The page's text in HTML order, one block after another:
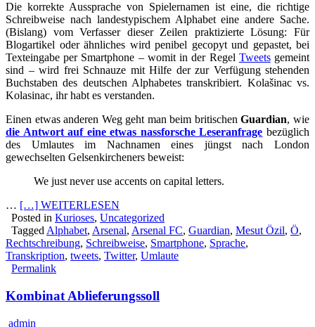
Die korrekte Aussprache von Spielernamen ist eine, die richtige
Schreibweise nach landestypischem Alphabet eine andere Sache.
(Bislang) vom Verfasser dieser Zeilen praktizierte Lösung: Für
Blogartikel oder ähnliches wird penibel gecopyt und gepastet, bei
Texteingabe per Smartphone – womit in der Regel Tweetsgemeint
sind – wird frei Schnauze mit Hilfe der zur Verfügung stehenden
Buchstaben des deutschen Alphabetes transkribiert. Kolašinac vs.
Kolasinac, ihr habt es verstanden.
Einen etwas anderen Weg geht man beim britischenGuardian, wie
die Antwort auf eine etwas nassforsche Leseranfrage bezüglich
des Umlautes im Nachnamen eines jüngst nach London
gewechselten Gelsenkircheners beweist:
We just never use accents on capital letters.
… […] WEITERLESEN
Posted in Kurioses, Uncategorized
Tagged Alphabet, Arsenal, Arsenal FC, Guardian, Mesut Özil, Ö,
Rechtschreibung, Schreibweise, Smartphone, Sprache,
Transkription, tweets, Twitter, Umlaute
Permalink
Kombinat Ablieferungssoll
admin